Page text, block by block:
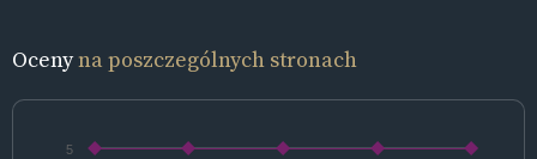
Ocenyna poszczególnych stronach
5